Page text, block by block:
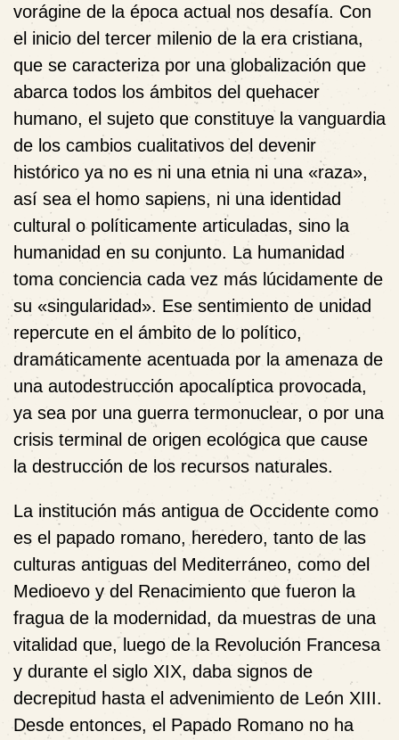
vorágine de la época actual nos desafía. Con
el inicio del tercer milenio de la era cristiana,
que se caracteriza por una globalización que
abarca todos los ámbitos del quehacer
humano, el sujeto que constituye la vanguardia
de los cambios cualitativos del devenir
histórico ya no es ni una etnia ni una «raza»,
así sea el homo sapiens, ni una identidad
cultural o políticamente articuladas, sino la
humanidad en su conjunto. La humanidad
toma conciencia cada vez más lúcidamente de
su «singularidad». Ese sentimiento de unidad
repercute en el ámbito de lo político,
dramáticamente acentuada por la amenaza de
una autodestrucción apocalíptica provocada,
ya sea por una guerra termonuclear, o por una
crisis terminal de origen ecológica que cause
la destrucción de los recursos naturales.
La institución más antigua de Occidente como
es el papado romano, heredero, tanto de las
culturas antiguas del Mediterráneo, como del
Medioevo y del Renacimiento que fueron la
fragua de la modernidad, da muestras de una
vitalidad que, luego de la Revolución Francesa
y durante el siglo XIX, daba signos de
decrepitud hasta el advenimiento de León XIII.
Desde entonces, el Papado Romano no ha